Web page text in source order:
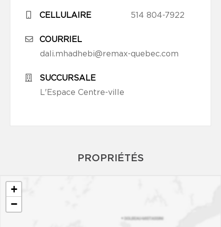
CELLULAIRE 514 804-7922
COURRIEL
dali.mhadhebi@remax-quebec.com
SUCCURSALE
L'Espace Centre-ville
PROPRIÉTÉS
+
−